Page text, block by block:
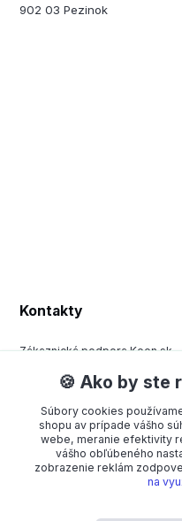
902 03 Pezinok
Kontakty
Zákaznická podpora Keen.sk
+420 377 443 970
(Po-Pá, 8-15 hod.)
🍪 Ako by ste
Súbory cookies
shopu av prípade vášho
webe, meranie efektivity
vášho obľúbeného
zobrazenie reklám
na